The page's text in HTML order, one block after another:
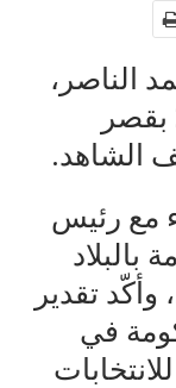
الناصر،
يوم الجمعة 20 سبتمبر 2019 بقصر
الشاهد.
مع رئيس
بالبلاد
تقدير
في